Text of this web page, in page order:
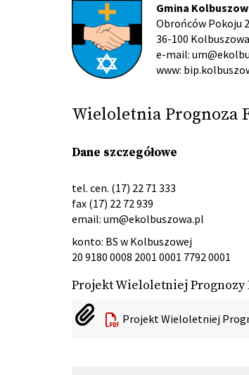
Gmina
Obrońców Pokoju
36-100 Kolbuszowa
e-mail:
www:
Wieloletnia Prognoza
Dane szczegółowe
tel. cen. (17) 22 71 333
fax (17) 22 72 939
email: um@ekolbuszowa.pl
konto: BS w Kolbuszowej
20 9180 0008 2001 0001 7792 0001
Projekt Wieloletniej Prognozy
Projekt Wieloletniej